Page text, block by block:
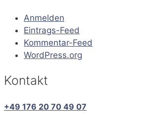
Anmelden
Eintrags-Feed
Kommentar-Feed
WordPress.org
Kontakt
+49 176 20 70 49 07